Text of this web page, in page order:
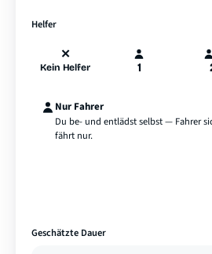
Helfer
✕
Kein Helfer 1
Nur Fahrer
Du be- und entlädst selbst — Fahrer
fährt nur.
Geschätzte Dauer